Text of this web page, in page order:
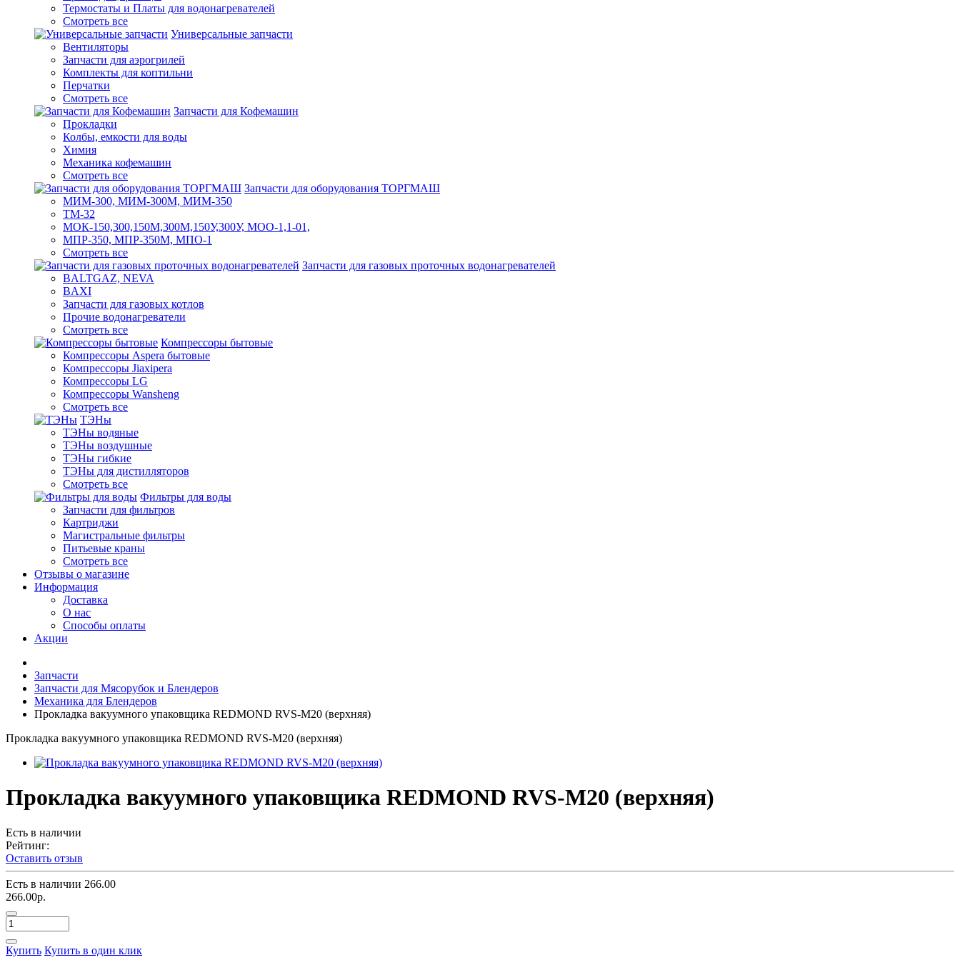
Термостаты и Платы для водонагревателей
Смотреть все
Универсальные запчасти
Вентиляторы
Запчасти для аэрогрилей
Комплекты для коптильни
Перчатки
Смотреть все
Запчасти для Кофемашин
Прокладки
Колбы, емкости для воды
Химия
Механика кофемашин
Смотреть все
Запчасти для оборудования ТОРГМАШ
МИМ-300, МИМ-300М, МИМ-350
ТМ-32
МОК-150,300,150М,300М,150У,300У, МОО-1,1-01,
МПР-350, МПР-350М, МПО-1
Смотреть все
Запчасти для газовых проточных водонагревателей
BALTGAZ, NEVA
BAXI
Запчасти для газовых котлов
Прочие водонагреватели
Смотреть все
Компрессоры бытовые
Компрессоры Aspera бытовые
Компрессоры Jiaxipera
Компрессоры LG
Компрессоры Wansheng
Смотреть все
ТЭНы
ТЭНы водяные
ТЭНы воздушные
ТЭНы гибкие
ТЭНы для дистилляторов
Смотреть все
Фильтры для воды
Запчасти для фильтров
Картриджи
Магистральные фильтры
Питьевые краны
Смотреть все
Отзывы о магазине
Информация
Доставка
О нас
Способы оплаты
Акции
Запчасти
Запчасти для Мясорубок и Блендеров
Механика для Блендеров
Прокладка вакуумного упаковщика REDMOND RVS-M20 (верхняя)
Прокладка вакуумного упаковщика REDMOND RVS-M20 (верхняя)
Прокладка вакуумного упаковщика REDMOND RVS-M20 (верхняя)
Есть в наличии
Рейтинг:
Оставить отзыв
Есть в наличии 266.00
266.00р.
Купить Купить в один клик